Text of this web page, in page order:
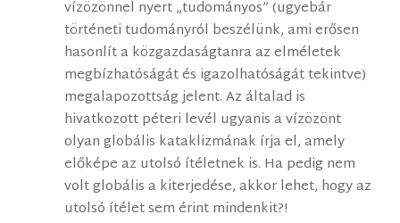
vízözönnel nyert „tudományos” (ugyebár
történeti tudományról beszélünk, ami erősen
hasonlít a közgazdaságtanra az elméletek
megbízhatóságát és igazolhatóságát tekintve)
megalapozottság jelent. Az általad is
hivatkozott péteri levél ugyanis a vízözönt
olyan globális kataklizmának írja el, amely
előképe az utolsó ítéletnek is. Ha pedig nem
volt globális a kiterjedése, akkor lehet, hogy az
utolsó ítélet sem érint mindenkit?!